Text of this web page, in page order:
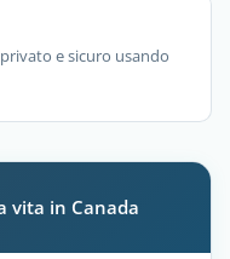
e sicuro usando
vita in Canada